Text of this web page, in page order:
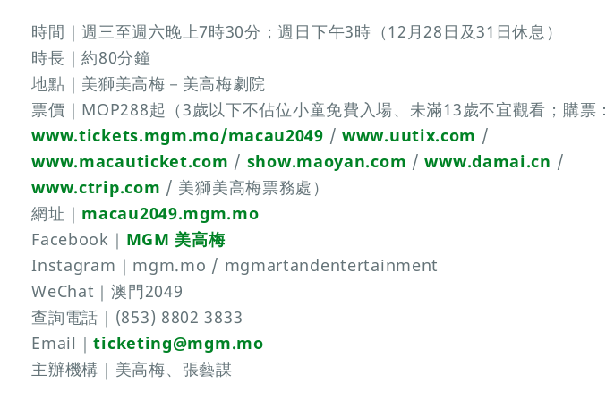
時間｜週三至週六晚上7時30分；週日下午3時（12月28日及31日休息）
時長｜約80分鐘
地點｜美獅美高梅－美高梅劇院
票價｜MOP288起（3歲以下不佔位小童免費入場、未滿13歲不宜觀看；購票：
www.tickets.mgm.mo/macau2049 /www.uutix.com /
www.macauticket.com / show.maoyan.com /www.damai.cn /
www.ctrip.com / 美獅美高梅票務處）
網址｜ macau2049.mgm.mo
Facebook｜ MGM 美高梅
Instagram｜mgm.mo / mgmartandentertainment
WeChat｜澳門2049
查詢電話｜(853) 8802 3833
Email｜ticketing@mgm.mo
主辦機構｜美高梅、張藝謀